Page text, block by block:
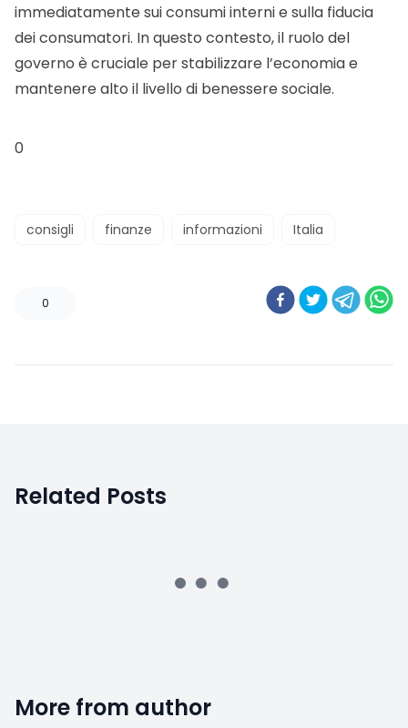
immediatamente sui consumi interni e sulla fiducia
dei consumatori. In questo contesto, il ruolo del
governo è cruciale per stabilizzare l’economia e
mantenere alto il livello di benessere sociale.
0
consigli finanze informazioni Italia
0
Related Posts
More from author